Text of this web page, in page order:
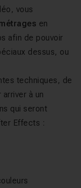
vous
en
afin de pouvoir
dessus, ou
techniques, de
à un
qui seront
Effects :